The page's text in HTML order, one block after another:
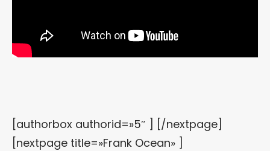
[authorbox authorid=»5″ ] [/nextpage]
[nextpage title=»Frank Ocean» ]